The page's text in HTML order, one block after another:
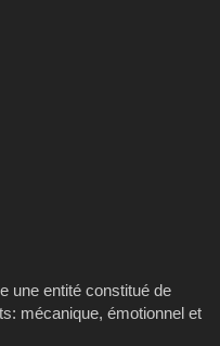
une entité constitué de
mécanique, émotionnel et